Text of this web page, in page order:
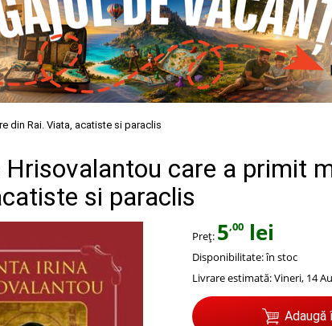
din Rai. Viata, acatiste si paraclis
care a primit
si paraclis
Preț: 5,00 lei
Disponibilitate:în stoc
Livrare estimată:Vineri, 14
Adaugă